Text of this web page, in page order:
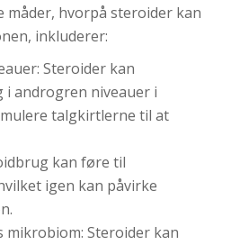
måder, hvorpå steroider kan
inkluderer:
Steroider kan
androgren niveauer i
talgkirtlerne til at
kan føre til
igen kan påvirke
Steroider kan